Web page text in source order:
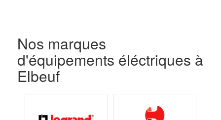
Nos marques
d'équipements éléctriques à
Elbeuf